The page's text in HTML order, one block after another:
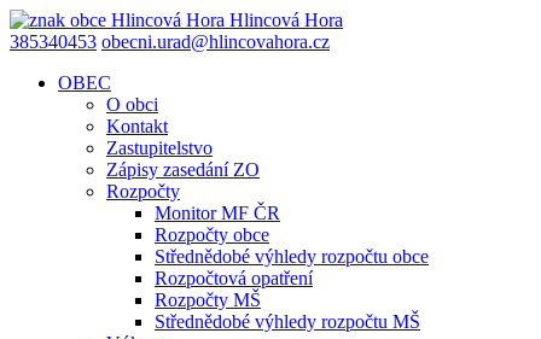
Hlincová Hora
385340453 obecni.urad@hlincovahora.cz
OBEC
O obci
Kontakt
Zastupitelstvo
Zápisy zasedání ZO
Rozpočty
Monitor MF ČR
Rozpočty obce
Střednědobé výhledy rozpočtu obce
Rozpočtová opatření
Rozpočty MŠ
Střednědobé výhledy rozpočtu MŠ